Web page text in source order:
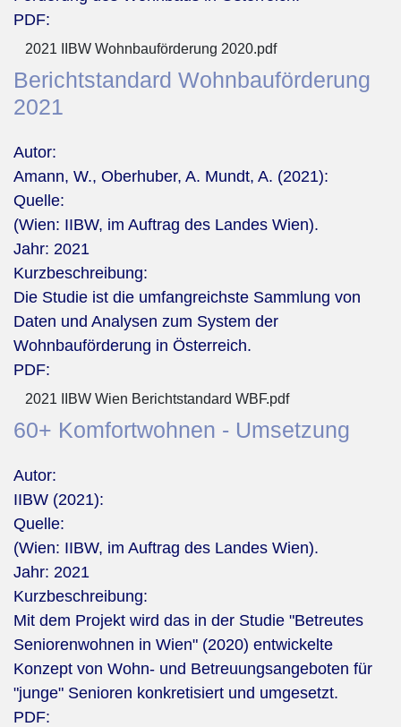
PDF:
2021 IIBW Wohnbauförderung 2020.pdf
Berichtstandard Wohnbauförderung
2021
Autor:
Amann, W., Oberhuber, A. Mundt, A. (2021):
Quelle:
(Wien: IIBW, im Auftrag des Landes Wien).
Jahr: 2021
Kurzbeschreibung:
Die Studie ist die umfangreichste Sammlung von
Daten und Analysen zum System der
Wohnbauförderung in Österreich.
PDF:
2021 IIBW Wien Berichtstandard WBF.pdf
60+ Komfortwohnen - Umsetzung
Autor:
IIBW (2021):
Quelle:
(Wien: IIBW, im Auftrag des Landes Wien).
Jahr: 2021
Kurzbeschreibung:
Mit dem Projekt wird das in der Studie "Betreutes
Seniorenwohnen in Wien" (2020) entwickelte
Konzept von Wohn- und Betreuungsangeboten für
"junge" Senioren konkretisiert und umgesetzt.
PDF: